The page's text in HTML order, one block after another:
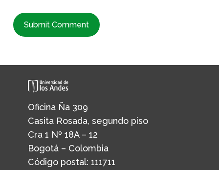
Oficina Ña 309
Casita Rosada, segundo piso
Cra 1 Nº 18A – 12
Bogotá – Colombia
Código postal: 111711